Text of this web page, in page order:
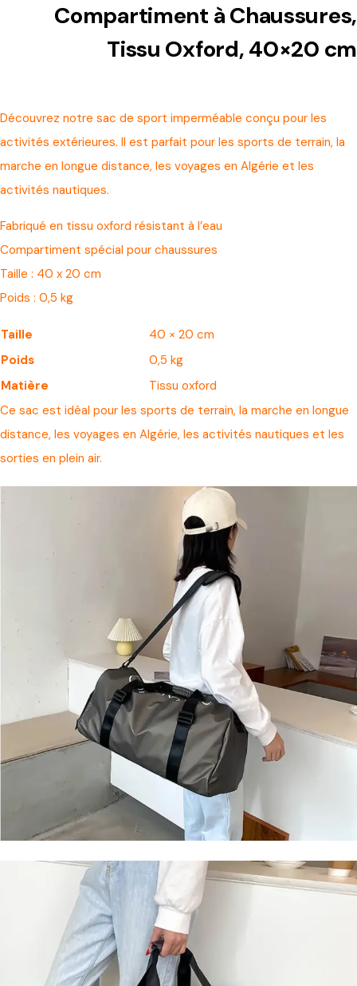
Compartiment à Chaussures,
Tissu Oxford, 40×20 cm
Découvrez notre sac de sport imperméable conçu pour les
activités extérieures. Il est parfait pour les sports de terrain, la
marche en longue distance, les voyages en Algérie et les
activités nautiques.
Fabriqué en tissu oxford résistant à l’eau
Compartiment spécial pour chaussures
Taille : 40 x 20 cm
Poids : 0,5 kg
Taille
40 × 20 cm
Poids
0,5 kg
Matière
Tissu oxford
Ce sac est idéal pour les sports de terrain, la marche en longue
distance, les voyages en Algérie, les activités nautiques et les
sorties en plein air.